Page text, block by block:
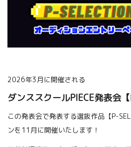
2026年3月に開催される
ダンススクールPIECE発表会【
この発表会で発表する選抜作品【P-
ンを11月に開催いたします！